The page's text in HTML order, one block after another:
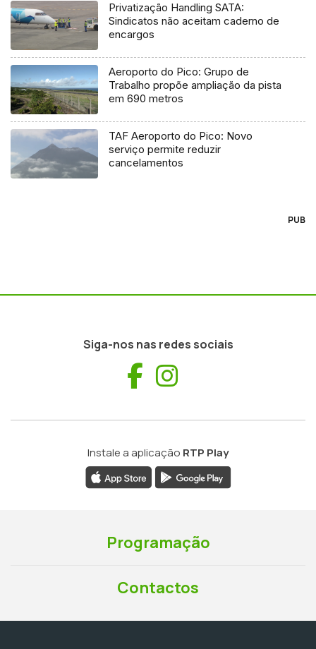
Privatização Handling SATA:
Sindicatos não aceitam caderno de
encargos
Aeroporto do Pico: Grupo de
Trabalho propõe ampliação da pista
em 690 metros
TAF Aeroporto do Pico: Novo
serviço permite reduzir
cancelamentos
PUB
Siga-nos nas redes sociais
Facebook
Instale a aplicação RTP Play
Programação
Contactos